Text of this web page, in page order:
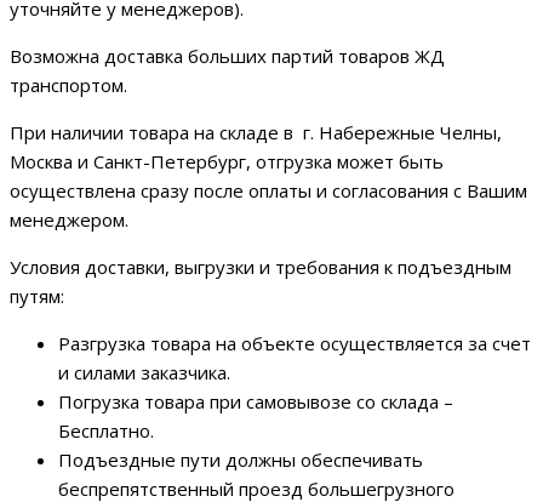
уточняйте у менеджеров).
Возможна доставка больших партий товаров ЖД
транспортом.
При наличии товара на складе в г. Набережные Челны,
Москва и Санкт-Петербург, отгрузка может быть
осуществлена сразу после оплаты и согласования с Вашим
менеджером.
Условия доставки, выгрузки и требования к подъездным
путям:
Разгрузка товара на объекте осуществляется за счет
и силами заказчика.
Погрузка товара при самовывозе со склада –
Бесплатно.
Подъездные пути должны обеспечивать
беспрепятственный проезд большегрузного